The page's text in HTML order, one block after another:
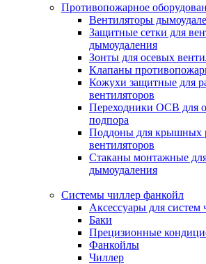
Противопожарное
Вентиляторы
Защитные сетки для
дымоудаления
Зонты для осевых
Клапаны
Кожухи защитные для
вентиляторов
Переходники ОСВ для
подпора
Поддоны для крышных
вентиляторов
Стаканы монтажные
дымоудаления
Системы чиллер фанкойл
Аксессуары для систем
Баки
Прецизионные
Фанкойлы
Чиллер